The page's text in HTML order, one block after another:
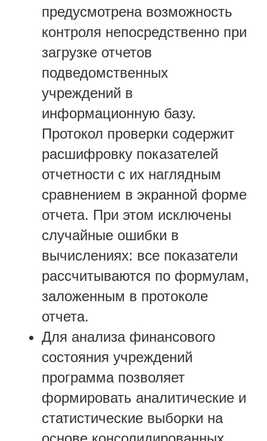
предусмотрена возможность
контроля непосредственно при
загрузке отчетов
подведомственных
учреждений в
информационную базу.
Протокол проверки содержит
расшифровку показателей
отчетности с их наглядным
сравнением в экранной форме
отчета. При этом исключены
случайные ошибки в
вычислениях: все показатели
рассчитываются по формулам,
заложенным в протоколе
отчета.
Для анализа финансового
состояния учреждений
программа позволяет
формировать аналитические и
статистические выборки на